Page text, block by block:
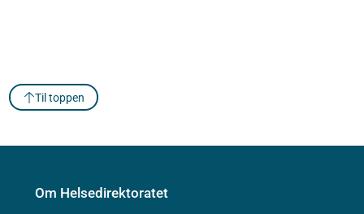
Til toppen
Om Helsedirektoratet